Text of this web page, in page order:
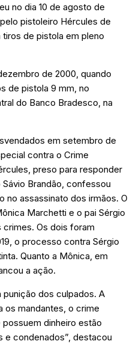
no dia 10 de agosto de
pistoleiro Hércules de
de pistola em pleno
de 2000, quando
de pistola 9 mm, no
do Banco Bradesco, na
em setembro de
contra o Crime
preso para responder
Brandão, confessou
no assassinato dos irmãos. O
Marchetti e o pai Sérgio
Os dois foram
o processo contra Sérgio
Quanto a Mônica, em
a ação.
punição dos culpados. A
os mandantes, o crime
dinheiro estão
e condenados”, destacou